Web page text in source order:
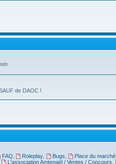
de DAOC !
FAQ Roleplay Bugs Place du marché
L'association Amtenaël / Ventes / Concours